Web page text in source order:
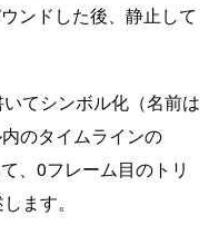
ンドした後、静止して
てシンボル化（名前は
のタイムラインの
、0フレーム目のトリ
ます。